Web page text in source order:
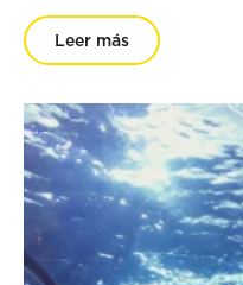
Leer más